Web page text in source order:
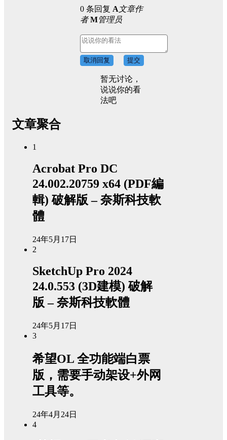
0 条回复 A文章作
者 M管理员
取消回复 提交
暂无讨论，
说说你的看
法吧
文章聚合
1
Acrobat Pro DC
24.002.20759 x64 (PDF編
輯) 破解版 – 奈斯科技軟
體
24年5月17日
2
SketchUp Pro 2024
24.0.553 (3D建模) 破解
版 – 奈斯科技軟體
24年5月17日
3
希望OL 全功能端白票
版，需要手动架设+外网
工具等。
24年4月24日
4